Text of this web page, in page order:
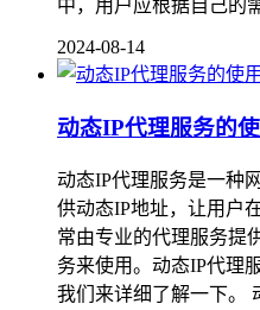
中，用户应根据自己的
2024-08-14
动态IP代理服务的
动态IP代理服务是一种
供动态IP地址，让用户
常由专业的代理服务提
务来使用。动态IP代理
我们来详细了解一下。